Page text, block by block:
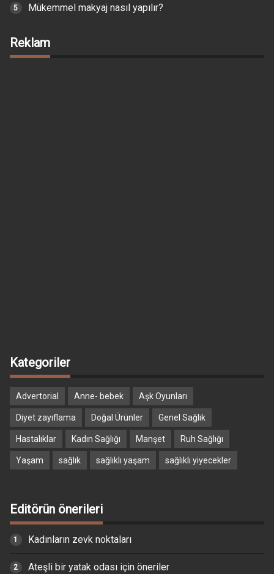
Mükemmel makyaj nasıl yapılır?
Reklam
Kategoriler
Advertorial Anne- bebek Aşk Oyunları
Diyet zayıflama Doğal Ürünler Genel Sağlık
Hastalıklar Kadın Sağlığı Manşet Ruh Sağlığı
Yaşam sağlık sağlıklı yaşam sağlıklı yiyecekler
Editörün önerileri
Kadınların zevk noktaları
Ateşli bir yatak odası için öneriler